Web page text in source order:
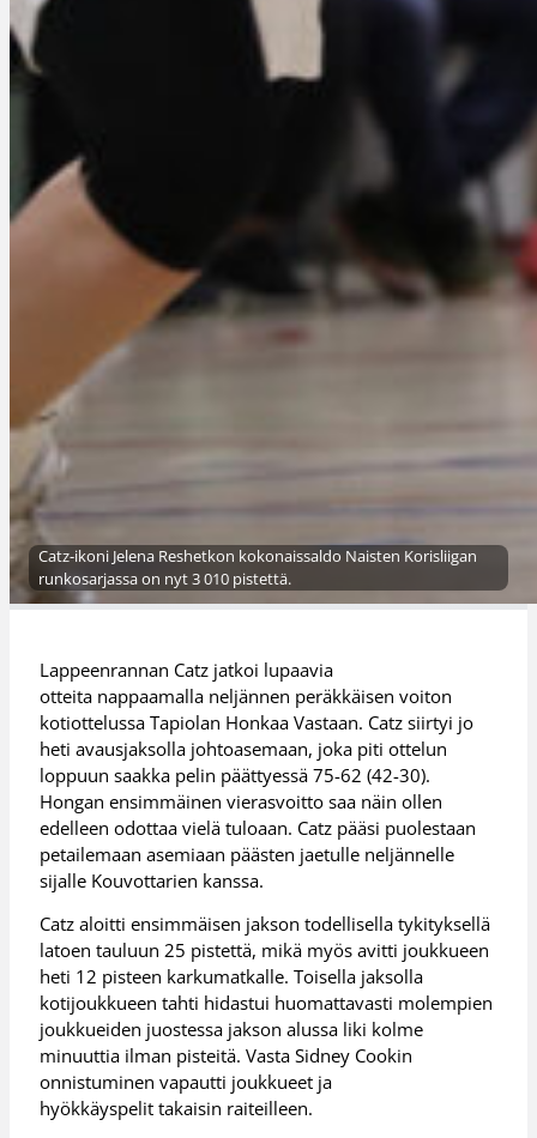
Catz-ikoni Jelena Reshetkon kokonaissaldo Naisten Korisliigan
runkosarjassa on nyt 3 010 pistettä.
Lappeenrannan Catz jatkoi lupaavia
otteita nappaamalla neljännen peräkkäisen voiton
kotiottelussa Tapiolan Honkaa Vastaan. Catz siirtyi jo
heti avausjaksolla johtoasemaan, joka piti ottelun
loppuun saakka pelin päättyessä 75-62 (42-30).
Hongan ensimmäinen vierasvoitto saa näin ollen
edelleen odottaa vielä tuloaan. Catz pääsi puolestaan
petailemaan asemiaan päästen jaetulle neljännelle
sijalle Kouvottarien kanssa.
Catz aloitti ensimmäisen jakson todellisella tykityksellä
latoen tauluun 25 pistettä, mikä myös avitti joukkueen
heti 12 pisteen karkumatkalle. Toisella jaksolla
kotijoukkueen tahti hidastui huomattavasti molempien
joukkueiden juostessa jakson alussa liki kolme
minuuttia ilman pisteitä. Vasta Sidney Cookin
onnistuminen vapautti joukkueet ja
hyökkäyspelit takaisin raiteilleen.